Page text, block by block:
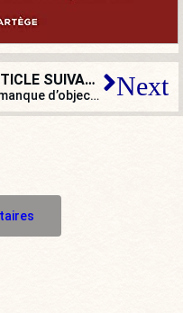
ARTICLE SUIVANT
Le manque d’objectivité du FBI dans son enquête sur Donald Trump Next